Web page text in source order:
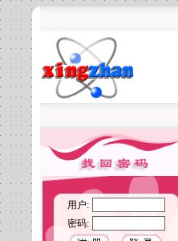
用户:
密码: